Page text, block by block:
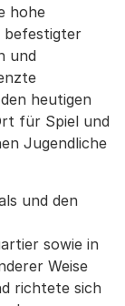
hohe
befestigter
und
heutigen
für Spiel und
Jugendliche
und den
sowie in
Weise
richtete sich